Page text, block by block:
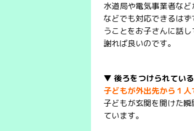
水道局や電気事業者な
などでも対応できるはず
うことをお子さんに話
謝れば良いのです。
▼ 後ろをつけられてい
子どもが外出先から１
子どもが玄関を開けた
ています。